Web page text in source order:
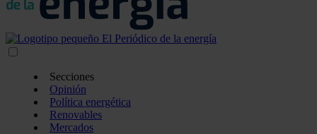
Secciones
Opinión
Política energética
Renovables
Mercados